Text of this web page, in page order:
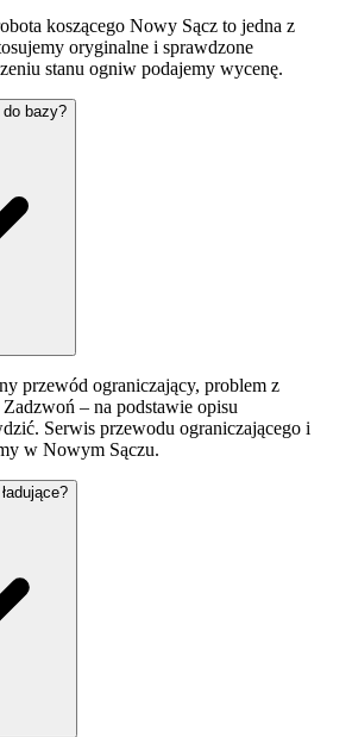
koszącego Nowy Sącz to jedna z
oryginalne i sprawdzone
stanu ogniw podajemy wycenę.
bazy?
przewód ograniczający, problem z
– na podstawie opisu
Serwis przewodu ograniczającego i
w Nowym Sączu.